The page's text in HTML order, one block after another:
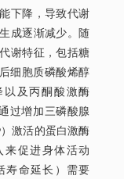
下降，导致代谢
成逐渐减少。随
谢特征，包括糖
细胞质磷酸烯醇
以及丙酮酸激酶
通过增加三磷酸腺
激活的蛋白激酶
来促进身体活动
寿命延长）需要